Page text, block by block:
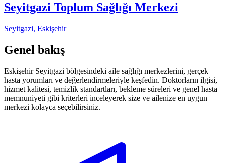
Seyitgazi Toplum Sağlığı Merkezi
Seyitgazi, Eskişehir
Genel bakış
Eskişehir Seyitgazi bölgesindeki aile sağlığı merkezlerini, gerçek
hasta yorumları ve değerlendirmeleriyle keşfedin. Doktorların ilgisi,
hizmet kalitesi, temizlik standartları, bekleme süreleri ve genel hasta
memnuniyeti gibi kriterleri inceleyerek size ve ailenize en uygun
merkezi kolayca seçebilirsiniz.